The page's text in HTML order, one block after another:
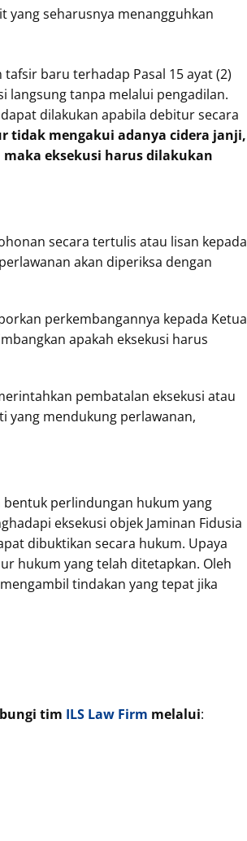
yang seharusnya menangguhkan
baru terhadap Pasal 15 ayat (2)
langsung tanpa melalui pengadilan.
dilakukan apabila debitur secara
tidak mengakui adanya cidera janji,
eksekusi harus dilakukan
secara tertulis atau lisan kepada
akan diperiksa dengan
perkembangannya kepada Ketua
apakah eksekusi harus
pembatalan eksekusi atau
yang mendukung perlawanan,
perlindungan hukum yang
eksekusi objek Jaminan Fidusia
dibuktikan secara hukum. Upaya
hukum yang telah ditetapkan. Oleh
tindakan yang tepat jika
tim ILS Law Firm melalui: